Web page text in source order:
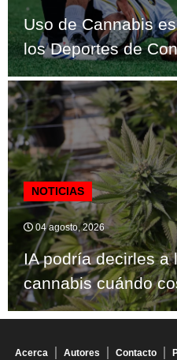
Uso de Cannabis
los Deportes de
NOTICIAS
04 agosto, 2026
IA podría decirles a
cannabis cuándo
Acerca Autores Contacto